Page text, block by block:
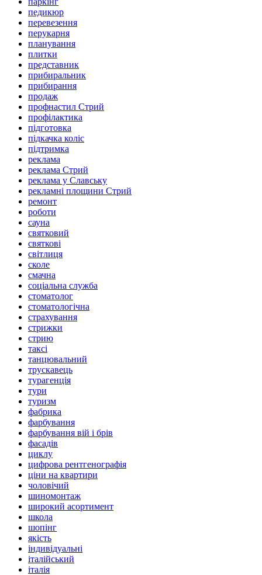
педикюр
перевезення
перукарня
планування
плитки
представник
прибиральник
прибирання
продаж
профнастил Стрий
профілактика
підготовка
підкачка коліс
підтримка
реклама
реклама Стрий
реклама у Славську
рекламні площини Стрий
ремонт
роботи
сауна
святковий
святкові
світлиця
сколе
смачна
соціальна служба
стоматолог
стоматологічна
страхування
стрижки
стрию
таксі
танцювальний
трускавець
турагенція
тури
туризм
фабрика
фарбування
фарбування вій і брів
фасадів
циклу
цифрова рентгенографія
ціни на квартири
чоловічий
шиномонтаж
широкий асортимент
школа
шопінг
якість
індивідуальні
італійський
італія